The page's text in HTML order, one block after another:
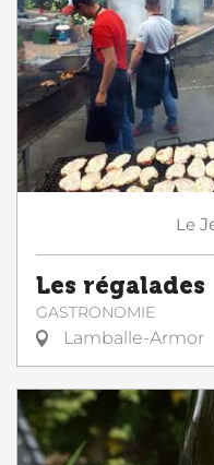
Le
Les régalades
GASTRONOMIE
Lamballe-Armor